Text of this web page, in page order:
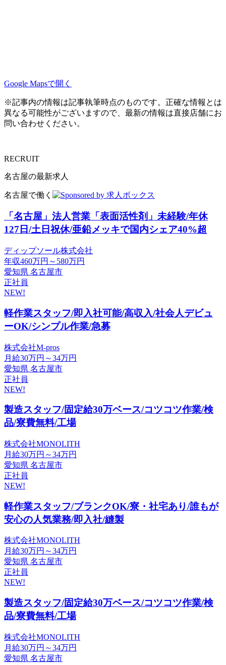
Google Mapsで開く
※記事内の情報は記事執筆時点のものです。正確な情報とは
異なる可能性がございますので、最新の情報は直接店舗にお
問い合わせください。
RECRUIT
名古屋の最新求人
名古屋で働く
「名古屋」法人営業「表面活性剤」未経験/年休
127日/土日祝休/亜鉛メッキで国内シェア40%超
ディップソール株式会社
年収460万円～580万円
愛知県 名古屋市
正社員
NEW!
軽作業スタッフ/即入社可能/高収入/社会人デビュ
ーOK/シンプル作業/急募
株式会社M-pros
月給30万円～34万円
愛知県 名古屋市
正社員
NEW!
製造スタッフ/固定給30万ベース/コツコツ作業/検
品/寮費無料/工場
株式会社MONOLITH
月給30万円～34万円
愛知県 名古屋市
正社員
NEW!
軽作業スタッフ/ブランクOK/寮・社宅あり/誰もが
安心の人気業務/即入社/縫製
株式会社MONOLITH
月給30万円～34万円
愛知県 名古屋市
正社員
NEW!
製造スタッフ/固定給30万ベース/コツコツ作業/検
品/寮費無料/工場
株式会社MONOLITH
月給30万円～34万円
愛知県 名古屋市